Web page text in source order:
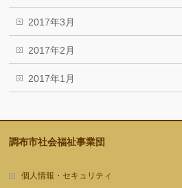
2017年3月
2017年2月
2017年1月
調布市社会福祉事業団
個人情報・セキュリティ